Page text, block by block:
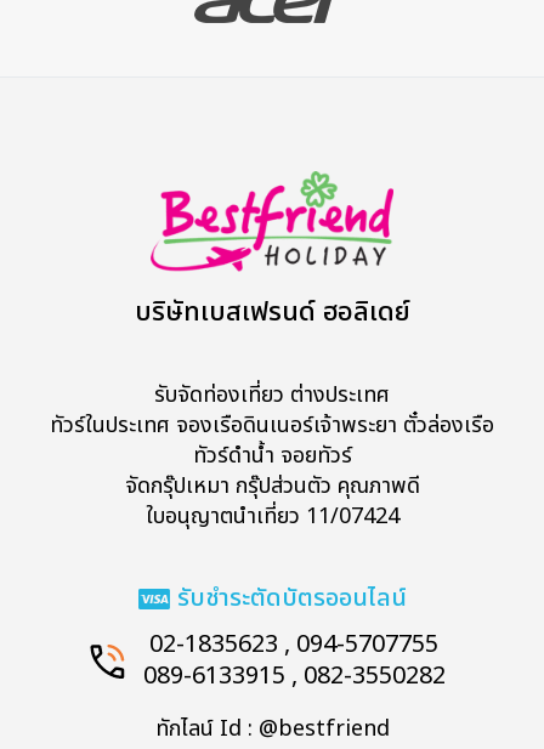
บริษัทเบสเฟรนด์ ฮอลิเดย์
รับจัดท่องเที่ยว ต่างประเทศ
ทัวร์ในประเทศ จองเรือดินเนอร์เจ้าพระยา ตั๋วล่องเรือ
ทัวร์ดำน้ำ จอยทัวร์
จัดกรุ๊ปเหมา กรุ๊ปส่วนตัว คุณภาพดี
ใบอนุญาตนำเที่ยว 11/07424
รับชำระตัดบัตรออนไลน์
02-1835623 , 094-5707755
089-6133915 , 082-3550282
ทักไลน์ Id : @bestfriend